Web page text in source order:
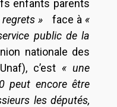
enfants parents
regrets » face à «
public de la
nationale des
c’est « une
peut encore être
les députés,